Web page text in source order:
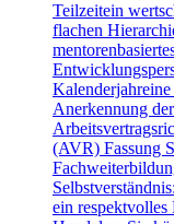
Teilzeitein
flachen
Anerkennung
(AVR) Fassung
ein respektvolles